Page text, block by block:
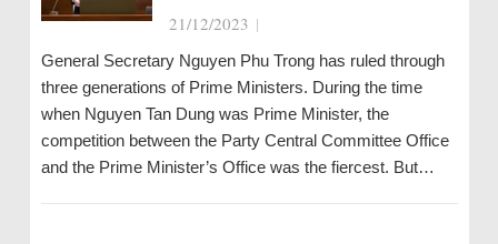
21/12/2023 |
General Secretary Nguyen Phu Trong has ruled through
three generations of Prime Ministers. During the time
when Nguyen Tan Dung was Prime Minister, the
competition between the Party Central Committee Office
and the Prime Minister’s Office was the fiercest. But…